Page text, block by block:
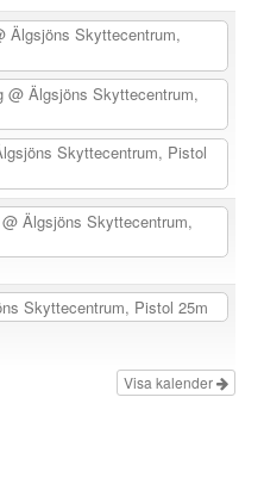
Älgsjöns Skyttecentrum,
@ Älgsjöns Skyttecentrum,
Skyttecentrum, Pistol
@ Älgsjöns Skyttecentrum,
Skyttecentrum, Pistol 25m
Visa kalender